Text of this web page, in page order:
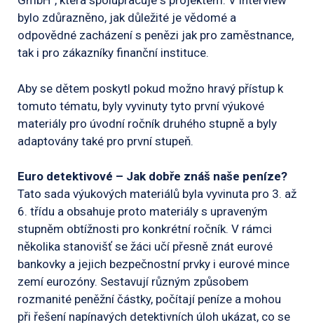
bylo zdůrazněno, jak důležité je vědomé a
odpovědné zacházení s penězi jak pro zaměstnance,
tak i pro zákazníky finanční instituce.
Aby se dětem poskytl pokud možno hravý přístup k
tomuto tématu, byly vyvinuty tyto první výukové
materiály pro úvodní ročník druhého stupně a byly
adaptovány také pro první stupeň.
Euro detektivové – Jak dobře znáš naše peníze?
Tato sada výukových materiálů byla vyvinuta pro 3. až
6. třídu a obsahuje proto materiály s upraveným
stupněm obtížnosti pro konkrétní ročník. V rámci
několika stanovišť se žáci učí přesně znát eurové
bankovky a jejich bezpečnostní prvky i eurové mince
zemí eurozóny. Sestavují různým způsobem
rozmanité peněžní částky, počítají peníze a mohou
při řešení napínavých detektivních úloh ukázat, co se